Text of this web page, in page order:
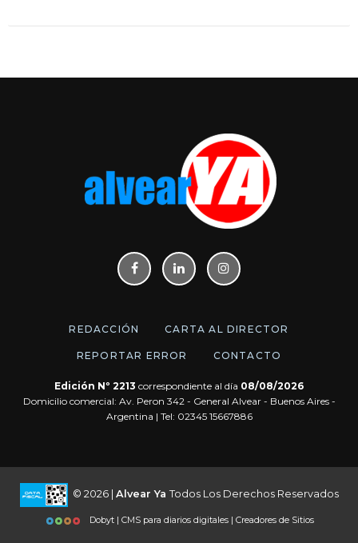
REDACCIÓN CARTA AL DIRECTOR
REPORTAR ERROR CONTACTO
Edición Nº 2213 correspondiente al día 08/08/2026
Domicilio comercial: Av. Peron 342 - General Alvear - Buenos Aires -
Argentina | Tel: 02345 15667886
© 2026 | Alvear Ya Todos Los Derechos Reservados
Dobyt | CMS para diarios digitales | Creadores de Sitios